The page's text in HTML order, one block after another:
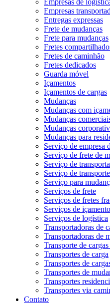
Empresas de
Empresas
Entregas expressas
Frete de mudanças
Frete para mudanças
Fretes
Fretes de caminhão
Fretes dedicados
Guarda móvel
Içamentos
Içamentos de cargas
Mudanças
Mudanças com
Mudanças
Mudanças
Mudanças para
Serviço de empresa
Serviço de frete de
Serviço de
Serviço de
Serviço para
Serviços de frete
Serviços de fretes
Serviços de
Serviços de logística
Transportadoras de
Transportadoras de
Transporte de cargas
Transportes de carga
Transportes de
Transportes de
Transportes
Transportes via
Contato